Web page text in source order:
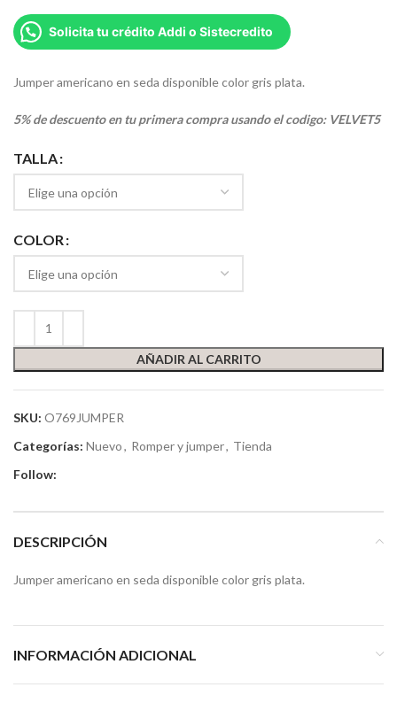
Solicita tu crédito Addi o Sistecredito
Jumper americano en seda disponible color gris plata.
5% de descuento en tu primera compra usando el codigo: VELVET5
TALLA
COLOR
AÑADIR AL CARRITO
SKU: O769JUMPER
Categorías: Nuevo, Romper y jumper, Tienda
Follow:
DESCRIPCIÓN
Jumper americano en seda disponible color gris plata.
INFORMACIÓN ADICIONAL